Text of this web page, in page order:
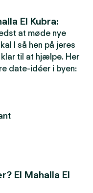
El Kubra:
at møde nye
I så hen på jeres
til at hjælpe. Her
date-idéer i byen:
El Mahalla El